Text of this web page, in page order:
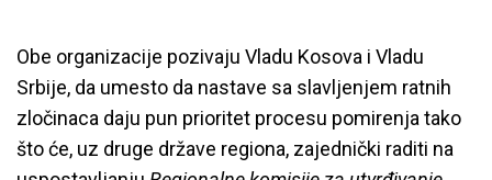
Obe organizacije pozivaju Vladu Kosova i Vladu
Srbije, da umesto da nastave sa slavljenjem ratnih
zločinaca daju pun prioritet procesu pomirenja tako
što će, uz druge države regiona, zajednički raditi na